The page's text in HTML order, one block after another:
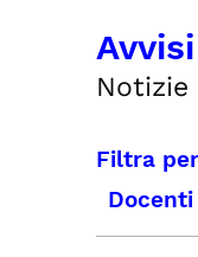
Avvisi
Filtra
Docenti